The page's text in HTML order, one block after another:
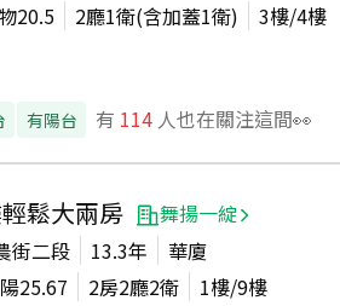
20.5 2廳1衛(含加蓋1衛) 3樓/4樓
有陽台 有 114 人也在關注這間👀
鬆大兩房
舞揚一綻
街二段
13.3年
華廈
25.67 2房2廳2衛 1樓/9樓